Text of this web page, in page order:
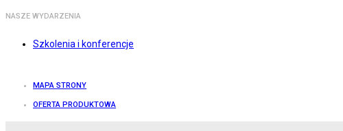
NASZE WYDARZENIA
Szkolenia i konferencje
MAPA STRONY
OFERTA PRODUKTOWA